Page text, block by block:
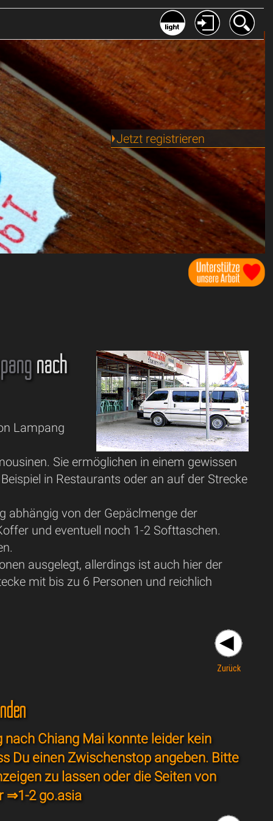
Jetzt registrieren
nach
Lampang
Sie ermöglichen in einem gewissen
in Restaurants oder an auf der Strecke
abhängig von der Gepäclmenge der
und eventuell noch 1-2 Softtaschen.
ausgelegt, allerdings ist auch hier der
mit bis zu 6 Personen und reichlich
Zurück
Chiang Mai konnte leider kein
Du einen Zwischenstop angeben. Bitte
zu lassen oder die Seiten von
⇒1-2 go.asia